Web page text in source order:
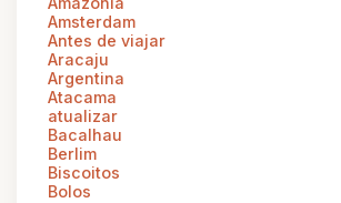
Amsterdam
Antes de viajar
Aracaju
Argentina
Atacama
atualizar
Bacalhau
Berlim
Biscoitos
Bolos